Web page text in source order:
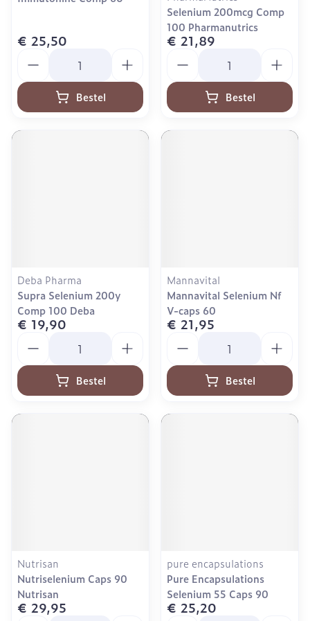
€ 25,50
Bestel
Selenium 200mcg Comp
100 Pharmanutrics
€ 21,89
Bestel
Deba Pharma
Supra Selenium 200y
Comp 100 Deba
€ 19,90
Bestel
Mannavital
Mannavital Selenium Nf
V-caps 60
€ 21,95
Bestel
Nutrisan
Nutriselenium Caps 90
Nutrisan
€ 29,95
pure encapsulations
Pure Encapsulations
Selenium 55 Caps 90
€ 25,20